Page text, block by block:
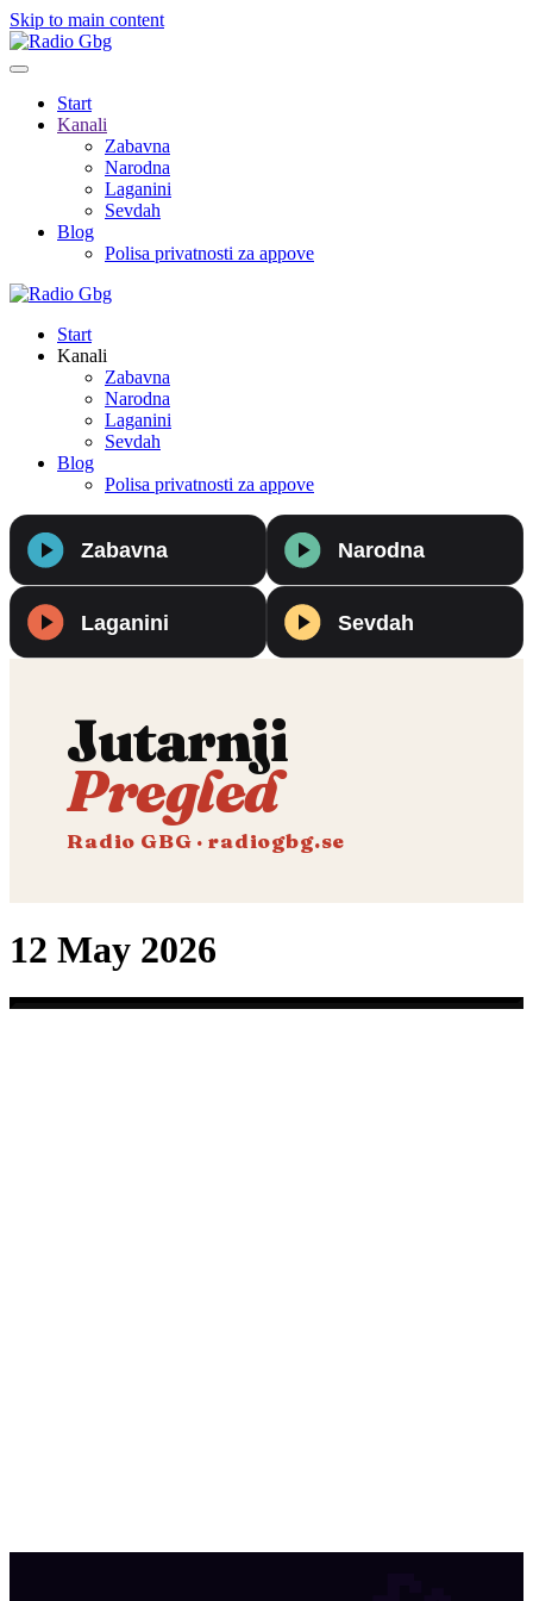
Skip to main content
Start
Kanali
Zabavna
Narodna
Laganini
Sevdah
Blog
Polisa privatnosti za appove
Start
Kanali
Zabavna
Narodna
Laganini
Sevdah
Blog
Polisa privatnosti za appove
Jutarnji
Pregled
Radio GBG · radiogbg.se
12 May 2026